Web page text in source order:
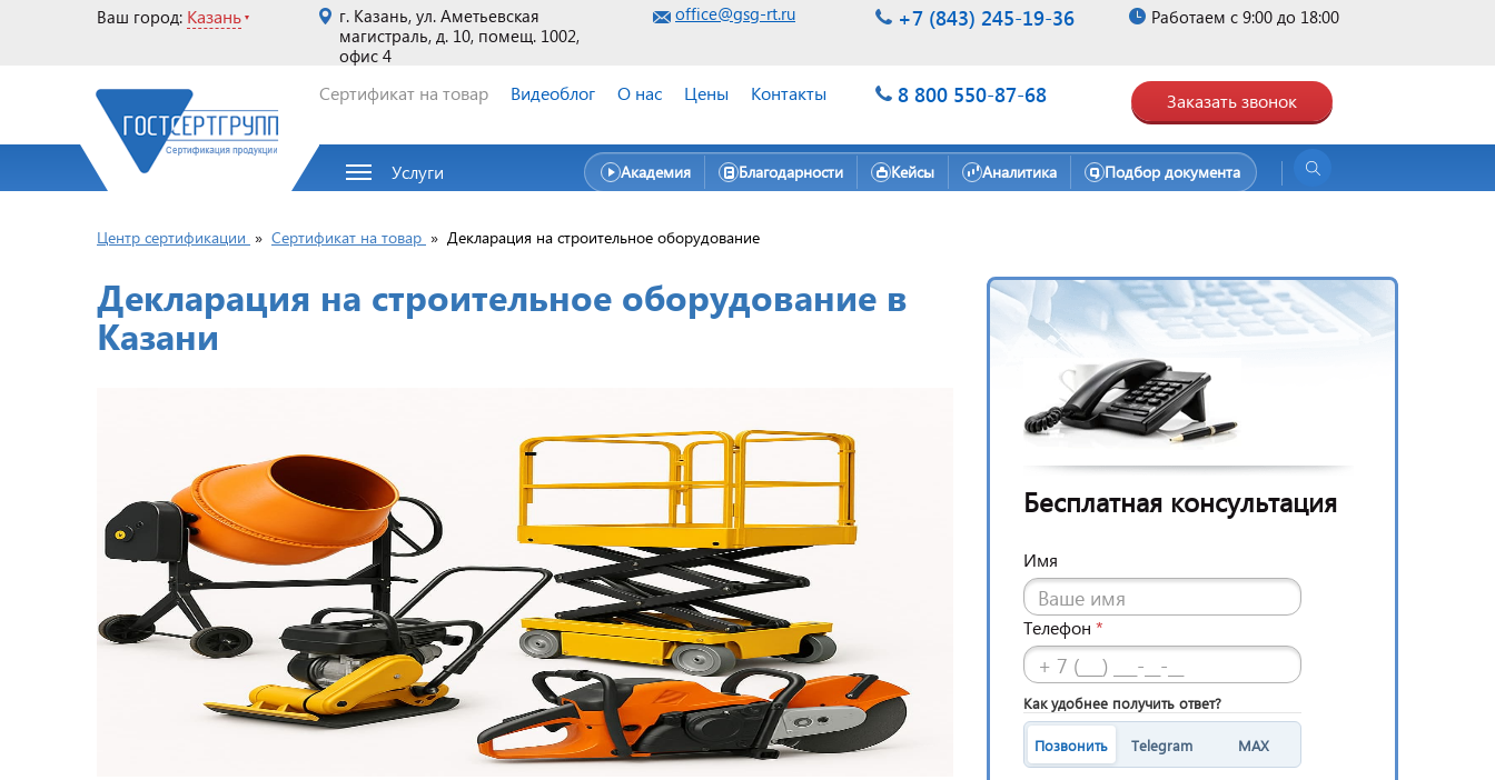
Ваш город: Казань
г. Казань, ул. Аметьевская
магистраль, д. 10, помещ. 1002,
офис 4
office@gsg-rt.ru +7 (843) 245-19-36 Работаем с 9:00 до 18:00
Сертификат на товар Видеоблог О нас Цены Контакты 8 800 550-87-68 Заказать звонок
Услуги Академия Благодарности Кейсы Аналитика Подбор документа
Центр сертификации » Сертификат на товар » Декларация на строительное оборудование
Декларация на строительное оборудование в
Казани
Бесплатная консультация
Имя
Телефон *
Как удобнее получить ответ?
Позвонить Telegram MAX